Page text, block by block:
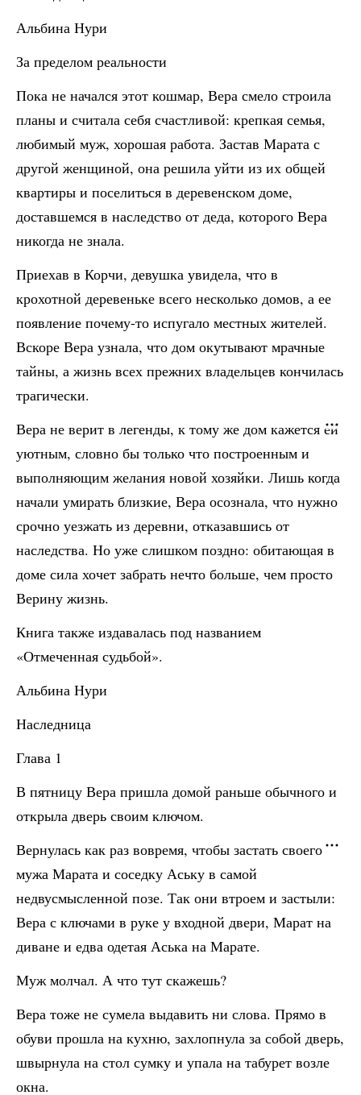
Альбина Нури
За пределом реальности
Пока не начался этот кошмар, Вера смело строила
планы и считала себя счастливой: крепкая семья,
любимый муж, хорошая работа. Застав Марата с
другой женщиной, она решила уйти из их общей
квартиры и поселиться в деревенском доме,
доставшемся в наследство от деда, которого Вера
никогда не знала.
Приехав в Корчи, девушка увидела, что в
крохотной деревеньке всего несколько домов, а ее
появление почему-то испугало местных жителей.
Вскоре Вера узнала, что дом окутывают мрачные
тайны, а жизнь всех прежних владельцев кончилась
трагически.
Вера не верит в легенды, к тому же дом кажется ей
уютным, словно бы только что построенным и
выполняющим желания новой хозяйки. Лишь когда
начали умирать близкие, Вера осознала, что нужно
срочно уезжать из деревни, отказавшись от
наследства. Но уже слишком поздно: обитающая в
доме сила хочет забрать нечто больше, чем просто
Верину жизнь.
Книга также издавалась под названием
«Отмеченная судьбой».
Альбина Нури
Наследница
Глава 1
В пятницу Вера пришла домой раньше обычного и
открыла дверь своим ключом.
Вернулась как раз вовремя, чтобы застать своего
мужа Марата и соседку Аську в самой
недвусмысленной позе. Так они втроем и застыли:
Вера с ключами в руке у входной двери, Марат на
диване и едва одетая Аська на Марате.
Муж молчал. А что тут скажешь?
Вера тоже не сумела выдавить ни слова. Прямо в
обуви прошла на кухню, захлопнула за собой дверь,
швырнула на стол сумку и упала на табурет возле
окна.